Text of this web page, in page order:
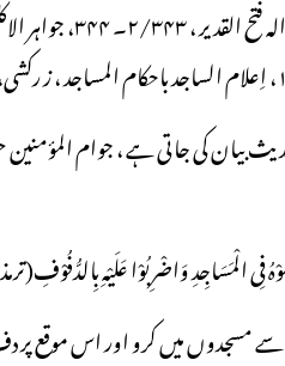
بیان کی جاتی ہے ، جوام
فِی الْمَسَاجِدِ وَاضْرِبُوْا عَلَیْہِ
مسجدوں میں کرو اور اس موقع پر